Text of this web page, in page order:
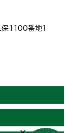
1100番地１